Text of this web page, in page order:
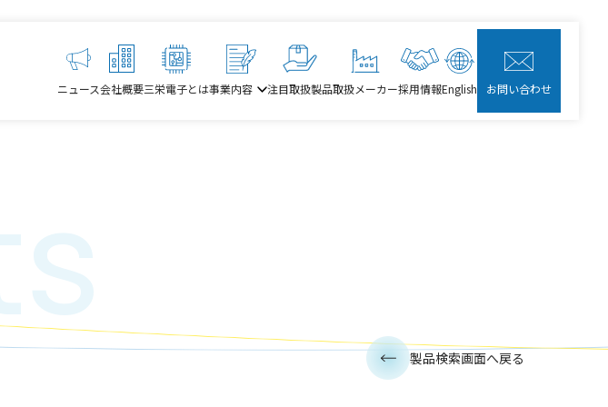
ニュース会社概要三栄電子とは事業内容 注目取扱製品取扱メーカー採用情報English お問い合わせ
製品検索画面へ戻る